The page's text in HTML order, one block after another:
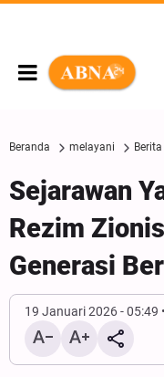
Beranda melayani
Sejarawan
Rezim
Generasi
19 Januari 2026 - 05:49